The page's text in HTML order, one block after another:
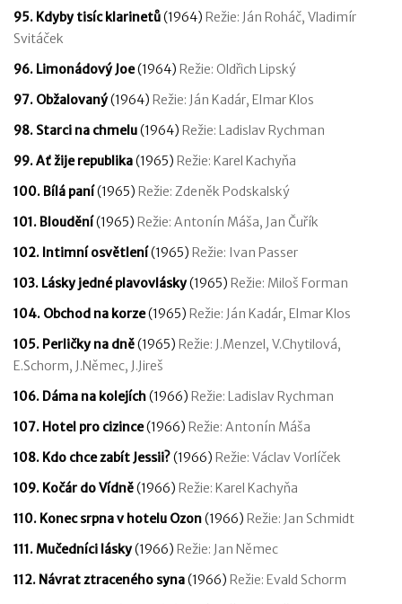
95. Kdyby tisíc klarinetů(1964) Režie: Ján Roháč, Vladimír
Svitáček
96. Limonádový Joe(1964) Režie: Oldřich Lipský
97. Obžalovaný(1964) Režie: Ján Kadár, Elmar Klos
98. Starci na chmelu(1964) Režie: Ladislav Rychman
99. Ať žije republika(1965) Režie: Karel Kachyňa
100. Bílá paní(1965) Režie: Zdeněk Podskalský
101. Bloudění(1965) Režie: Antonín Máša, Jan Čuřík
102. Intimní osvětlení(1965) Režie: Ivan Passer
103. Lásky jedné plavovlásky(1965) Režie: Miloš Forman
104. Obchod na korze(1965) Režie: Ján Kadár, Elmar Klos
105. Perličky na dně(1965) Režie: J.Menzel, V.Chytilová,
E.Schorm, J.Němec, J.Jireš
106. Dáma na kolejích(1966) Režie: Ladislav Rychman
107. Hotel pro cizince(1966) Režie: Antonín Máša
108. Kdo chce zabít Jessii?(1966) Režie: Václav Vorlíček
109. Kočár do Vídně(1966) Režie: Karel Kachyňa
110. Konec srpna v hotelu Ozon(1966) Režie: Jan Schmidt
111. Mučedníci lásky(1966) Režie: Jan Němec
112. Návrat ztraceného syna(1966) Režie: Evald Schorm